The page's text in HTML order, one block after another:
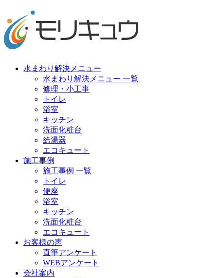
水まわり解決メニュー
水まわり解決メニュー 一覧
修理・小工事
トイレ
浴室
キッチン
洗面化粧台
給湯器
エコキュート
施工事例
施工事例 一覧
トイレ
便座
浴室
キッチン
洗面化粧台
エコキュート
お客様の声
直筆アンケート
WEBアンケート
会社案内